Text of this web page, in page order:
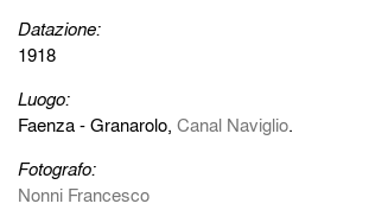
Datazione:
1918
Luogo:
Faenza - Granarolo,Canal Naviglio.
Fotografo:
Nonni Francesco